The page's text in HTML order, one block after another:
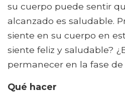
su cuerpo puede sentir
alcanzado es saludable.
siente en su cuerpo en
siente feliz y saludable?
permanecer en la fase
Qué hacer